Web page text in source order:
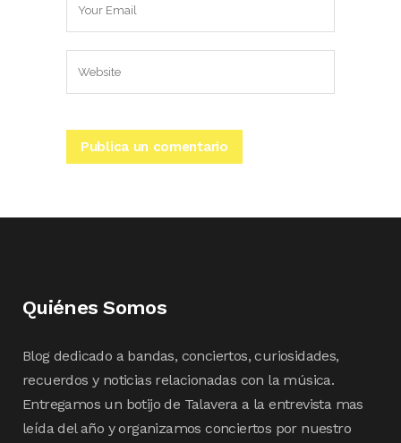
Quiénes Somos
Blog dedicado a bandas, conciertos, curiosidades,
recuerdos y noticias relacionadas con la música.
Entregamos un botijo de Talavera a la entrevista mas
leída del año y organizamos conciertos por nuestro